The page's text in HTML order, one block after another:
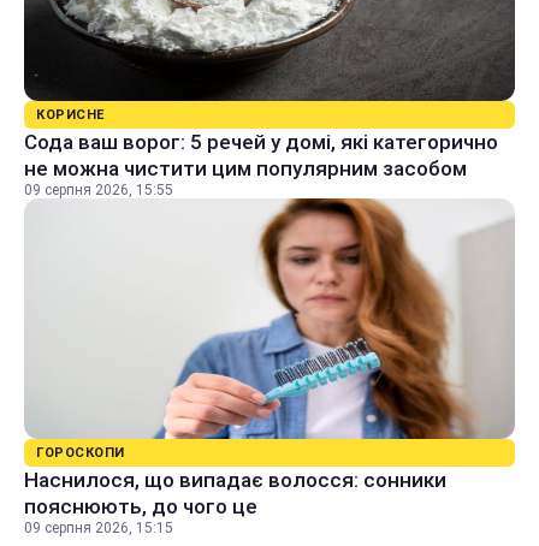
КОРИСНЕ
Сода ваш ворог: 5 речей у домі, які категорично
не можна чистити цим популярним засобом
09 серпня 2026, 15:55
ГОРОСКОПИ
Наснилося, що випадає волосся: сонники
пояснюють, до чого це
09 серпня 2026, 15:15